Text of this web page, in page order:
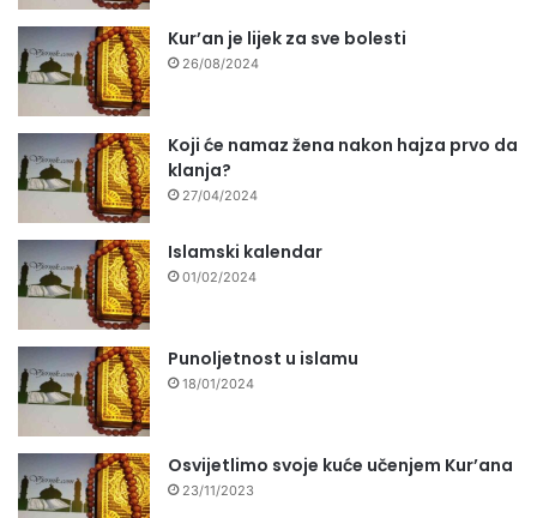
Kur’an je lijek za sve bolesti
26/08/2024
Koji će namaz žena nakon hajza prvo da
klanja?
27/04/2024
Islamski kalendar
01/02/2024
Punoljetnost u islamu
18/01/2024
Osvijetlimo svoje kuće učenjem Kur’ana
23/11/2023